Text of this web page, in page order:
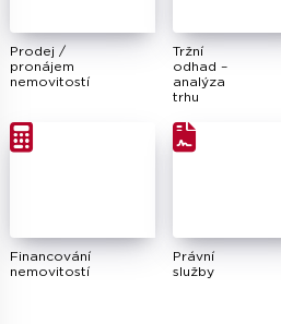
Prodej /
pronájem
nemovitostí
Tržní
odhad –
analýza
trhu
Financování
nemovitostí
Právní
služby